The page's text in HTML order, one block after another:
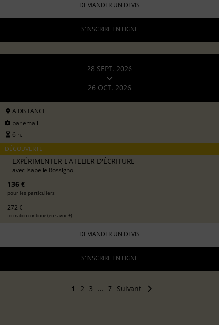
DEMANDER UN DEVIS
S'INSCRIRE EN LIGNE
28 SEPT. 2026
26 OCT. 2026
A DISTANCE
par email
6 h.
DÉCOUVERTE
EXPÉRIMENTER L'ATELIER D'ÉCRITURE
avec Isabelle Rossignol
136 €
pour les particuliers
272 €
formation continue (en savoir +)
DEMANDER UN DEVIS
S'INSCRIRE EN LIGNE
1 2 3 … 7 Suivant